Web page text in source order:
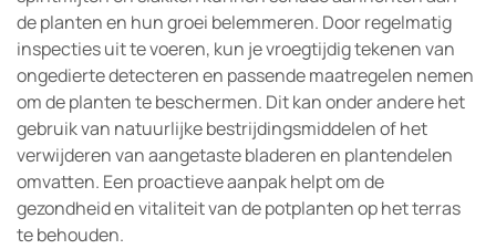
de planten en hun groei belemmeren. Door regelmatig
inspecties uit te voeren, kun je vroegtijdig tekenen van
ongedierte detecteren en passende maatregelen nemen
om de planten te beschermen. Dit kan onder andere het
gebruik van natuurlijke bestrijdingsmiddelen of het
verwijderen van aangetaste bladeren en plantendelen
omvatten. Een proactieve aanpak helpt om de
gezondheid en vitaliteit van de potplanten op het terras
te behouden.